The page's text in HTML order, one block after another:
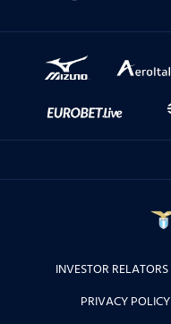
INVESTOR RELATORS
PRIVACY POLICY